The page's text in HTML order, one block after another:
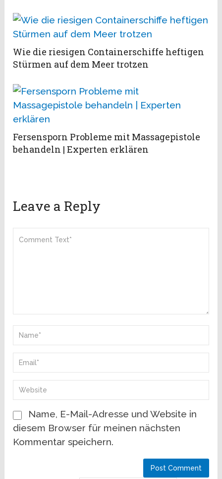
Wie die riesigen Containerschiffe heftigen
Stürmen auf dem Meer trotzen
Fersensporn Probleme mit Massagepistole
behandeln | Experten erklären
Leave a Reply
Name, E-Mail-Adresse und Website in
diesem Browser für meinen nächsten
Kommentar speichern.